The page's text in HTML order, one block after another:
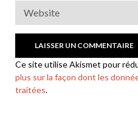
Ce site utilise Akismet pour
plus sur la façon dont les
traitées.